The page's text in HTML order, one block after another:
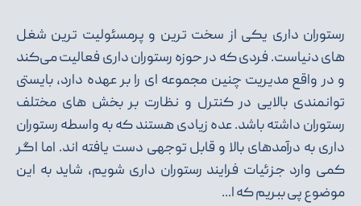
رستوران داری یکی از سخت ‌ترین و پرمسئولیت ‌ترین شغل
‌های دنیاست. فردی که در حوزه رستوران داری فعالیت می‌کند
و در واقع مدیریت چنین مجموعه ای را بر عهده دارد، بایستی
توانمندی بالایی در کنترل و نظارت بر بخش ‌های مختلف
رستوران داشته باشد. عده زیادی هستند که به واسطه رستوران
داری به درآمدهای بالا و قابل توجهی دست یافته ‌اند. اما اگر
کمی وارد جزئیات فرایند رستوران داری شویم، شاید به این
موضوع پی ببریم که ا...